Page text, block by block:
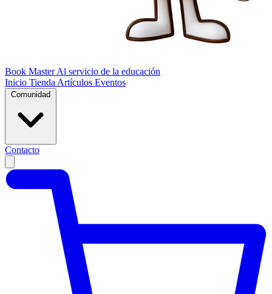
Book Master Al servicio de la educación
Inicio Tienda Artículos Eventos
Comunidad
Contacto